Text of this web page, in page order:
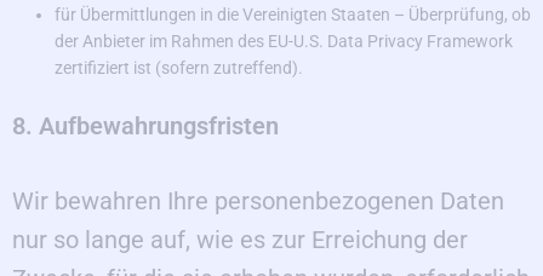
für Übermittlungen in die Vereinigten Staaten – Überprüfung, ob
der Anbieter im Rahmen des EU-U.S. Data Privacy Framework
zertifiziert ist (sofern zutreffend).
8. Aufbewahrungsfristen
Wir bewahren Ihre personenbezogenen Daten
nur so lange auf, wie es zur Erreichung der